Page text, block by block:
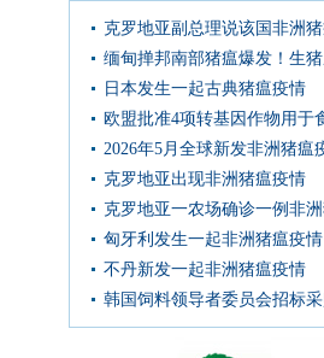
日本发生一起古典猪瘟疫情
克罗地亚出现非洲猪瘟疫情
匈牙利发生一起非洲猪瘟疫情
不丹新发一起非洲猪瘟疫情